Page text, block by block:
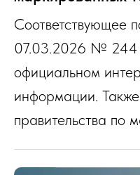
Соответствующее
07.03.2026 № 244
официальном
информации.
правительства по